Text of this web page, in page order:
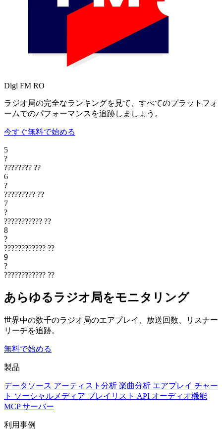
Digi FM RO
ラジオ局の完全なランキングを見て、すべてのプラットフォ
ームでのパフォーマンスを追跡しましょう。
今すぐ無料で始める
5
?
???????? ??
6
?
????????? ??
7
?
??????????? ??
8
?
???????????? ??
9
?
???????????? ??
あらゆるラジオ局をモニタリング
世界中の数千のラジオ局のエアプレイ、放送回数、リスナー
リーチを追跡。
無料で始める
製品
データソース アーティスト分析 楽曲分析 エアプレイ チャー
ト ソーシャルメディア プレイリスト API オーディオ機能
MCP サーバー
利用事例